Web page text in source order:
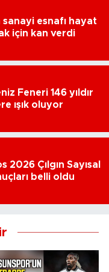
sanayi esnafı hayat
için kan verdi
Feneri 146 yıldır
ışık oluyor
2026 Çılgın Sayısal
belli oldu